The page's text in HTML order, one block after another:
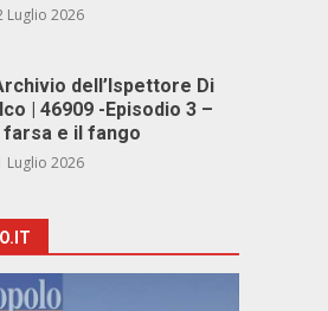
Luglio 2026
dell’Ispettore Di
| 46909 -Episodio 3 –
farsa e il fango
Luglio 2026